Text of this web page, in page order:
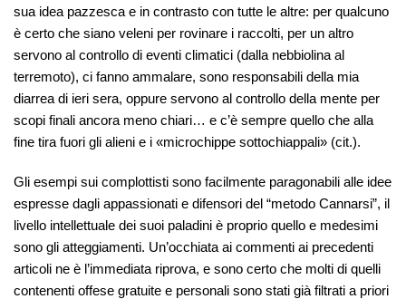
sua idea pazzesca e in contrasto con tutte le altre: per qualcuno
è certo che siano veleni per rovinare i raccolti, per un altro
servono al controllo di eventi climatici (dalla nebbiolina al
terremoto), ci fanno ammalare, sono responsabili della mia
diarrea di ieri sera, oppure servono al controllo della mente per
scopi finali ancora meno chiari… e c’è sempre quello che alla
fine tira fuori gli alieni e i «microchippe sottochiappali» (cit.).
Gli esempi sui complottisti sono facilmente paragonabili alle idee
espresse dagli appassionati e difensori del “metodo Cannarsi”, il
livello intellettuale dei suoi paladini è proprio quello e medesimi
sono gli atteggiamenti. Un’occhiata ai commenti ai precedenti
articoli ne è l’immediata riprova, e sono certo che molti di quelli
contenenti offese gratuite e personali sono stati già filtrati a priori